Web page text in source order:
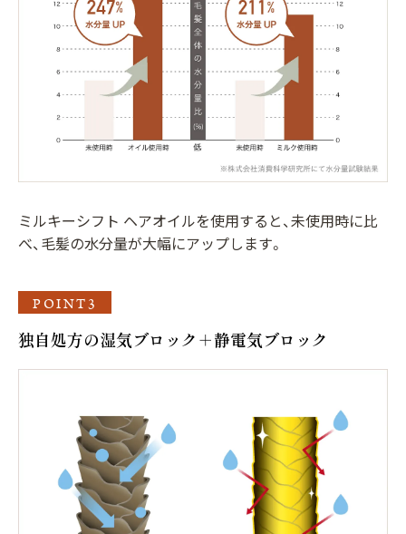
ミルキーシフト ヘアオイルを使用すると、未使用時に比
べ、毛髪の水分量が大幅にアップします。
POINT3
独自処方の湿気ブロック＋静電気ブロック